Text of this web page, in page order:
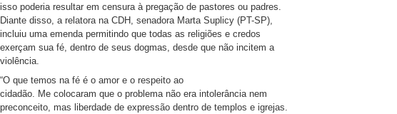
isso poderia resultar em censura à pregação de pastores ou padres.
Diante disso, a relatora na CDH, senadora Marta Suplicy (PT-SP),
incluiu uma emenda permitindo que todas as religiões e credos
exerçam sua fé, dentro de seus dogmas, desde que não incitem a
violência.
“O que temos na fé é o amor e o respeito ao
cidadão. Me colocaram que o problema não era intolerância nem
preconceito, mas liberdade de expressão dentro de templos e igrejas.